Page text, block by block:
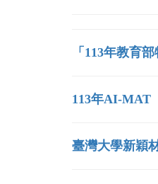
「113年教育
113年AI-MAT
臺灣大學新穎